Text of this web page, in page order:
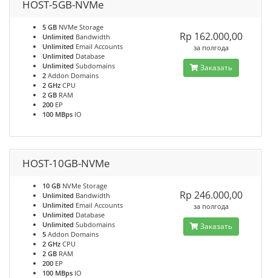
HOST-5GB-NVMe
5 GB NVMe Storage
Unlimited Bandwidth
Unlimited Email Accounts
Unlimited Database
Unlimited Subdomains
2 Addon Domains
2 GHz CPU
2 GB RAM
200 EP
100 MBps IO
Rp 162.000,00
за полгода
Заказать
HOST-10GB-NVMe
10 GB NVMe Storage
Unlimited Bandwidth
Unlimited Email Accounts
Unlimited Database
Unlimited Subdomains
5 Addon Domains
2 GHz CPU
2 GB RAM
200 EP
100 MBps IO
Rp 246.000,00
за полгода
Заказать